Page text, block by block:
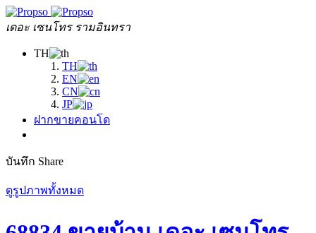
เดอะ เซนโทร รามอินทรา
TH
TH
EN
CN
JP
ฝากขายคอนโด
บันทึก Share
ดูรูปภาพทั้งหมด